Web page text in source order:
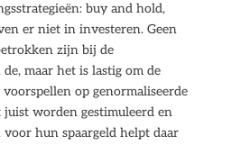
buy and hold,
er niet in investeren. Geen
zijn bij de
maar het is lastig om de
op genormaliseerde
juist worden gestimuleerd en
voor hun spaargeld helpt daar